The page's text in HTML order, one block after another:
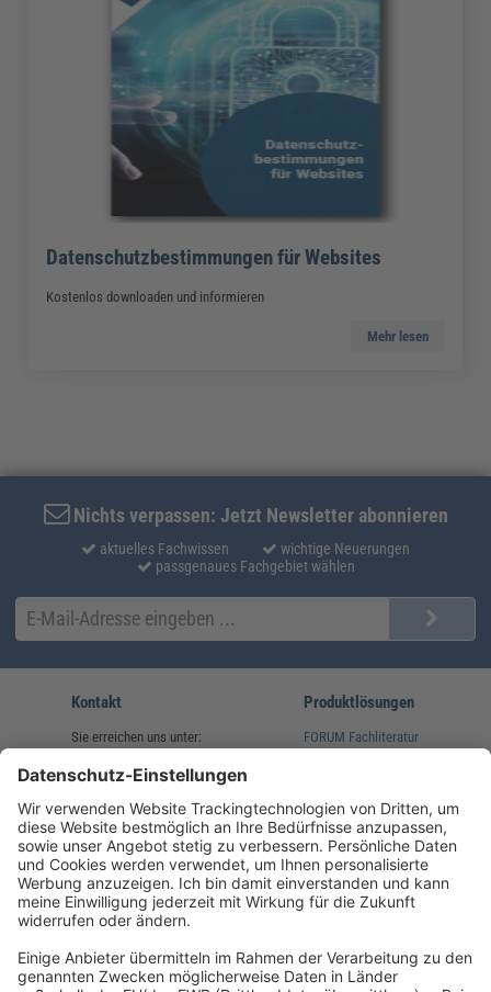
Datenschutzbestimmungen für Websites
Kostenlos downloaden und informieren
Mehr lesen
Nichts verpassen: Jetzt Newsletter abonnieren
aktuelles Fachwissen
wichtige Neuerungen
passgenaues Fachgebiet wählen
Kontakt
Sie erreichen uns unter:
(08233) 38 11 23
service@forum-verlag.com
Mo-Do 07:30 - 17:00 Uhr
Fr 07:30 - 15:00 Uhr
Produktlösungen
FORUM Fachliteratur
Folgen Sie uns